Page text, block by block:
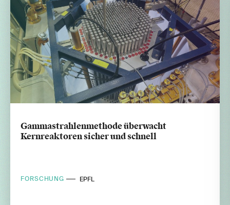
Gammastrahlenmethode überwacht
Kernreaktoren sicher und schnell
FORSCHUNG EPFL